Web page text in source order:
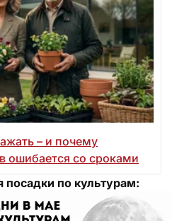
– и почему
ошибается со сроками
посадки по культурам: